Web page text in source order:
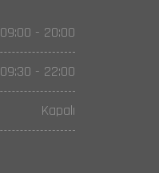
09:00 - 20:00
09:30 - 22:00
Kapalı